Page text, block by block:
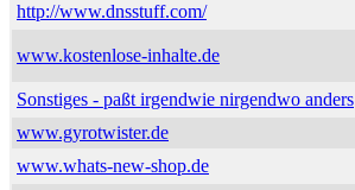
http://www.dnsstuff.com/
www.kostenlose-inhalte.de
Sonstiges - paßt irgendwie nirgendwo anders
www.gyrotwister.de
www.whats-new-shop.de